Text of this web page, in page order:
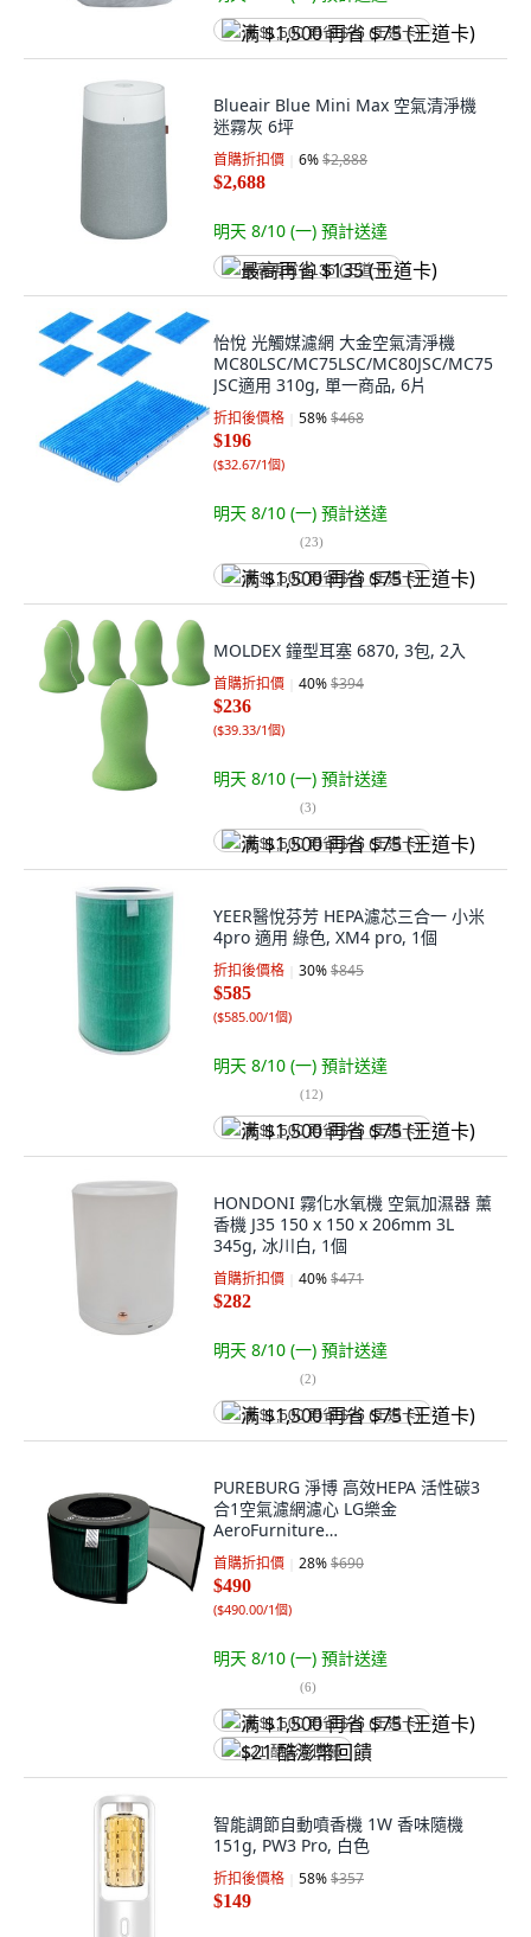
满 $1,500 再省 $75 (王道卡)
Blueair Blue Mini Max 空氣清淨機
迷霧灰 6坪
首購折扣價 6%$2,888
$2,688
明天 8/10 (一) 預計送達
最高再省 $135 (王道卡)
怡悅 光觸媒濾網 大金空氣清淨機
MC80LSC/MC75LSC/MC80JSC/MC75
JSC適用 310g, 單一商品, 6片
折扣後價格 58%$468
$196
($32.67/1個)
明天 8/10 (一) 預計送達
(23)
满 $1,500 再省 $75 (王道卡)
MOLDEX 鐘型耳塞 6870, 3包, 2入
首購折扣價 40%$394
$236
($39.33/1個)
明天 8/10 (一) 預計送達
(3)
满 $1,500 再省 $75 (王道卡)
YEER醫悅芬芳 HEPA濾芯三合一 小米
4pro 適用 綠色, XM4 pro, 1個
折扣後價格 30%$845
$585
($585.00/1個)
明天 8/10 (一) 預計送達
(12)
满 $1,500 再省 $75 (王道卡)
HONDONI 霧化水氧機 空氣加濕器 薰
香機 J35 150 x 150 x 206mm 3L
345g, 冰川白, 1個
首購折扣價 40%$471
$282
明天 8/10 (一) 預計送達
(2)
满 $1,500 再省 $75 (王道卡)
PUREBURG 淨博 高效HEPA 活性碳3
合1空氣濾網濾心 LG樂金
AeroFurniture
AS201PWU0/AS201PYU0/AS201PRU
0適用, 單一商品, 1個
首購折扣價 28%$690
$490
($490.00/1個)
明天 8/10 (一) 預計送達
(6)
满 $1,500 再省 $75 (王道卡)
$21 酷澎幣回饋
智能調節自動噴香機 1W 香味隨機
151g, PW3 Pro, 白色
折扣後價格 58%$357
$149